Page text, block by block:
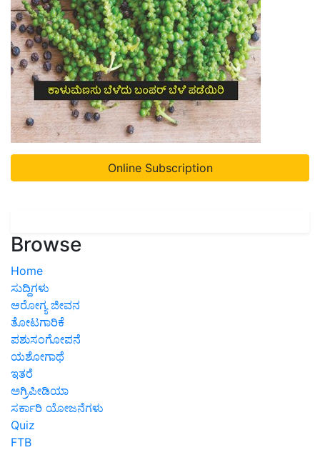
Online Subscription
Browse
Home
ಸುದ್ದಿಗಳು
ಆರೋಗ್ಯ ಜೀವನ
ತೋಟಗಾರಿಕೆ
ಪಶುಸಂಗೋಪನೆ
ಯಶೋಗಾಥೆ
ಇತರೆ
ಅಗ್ರಿಪೀಡಿಯಾ
ಸರ್ಕಾರಿ ಯೋಜನೆಗಳು
Quiz
FTB